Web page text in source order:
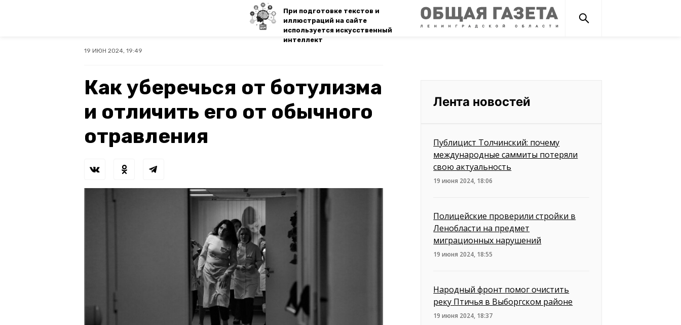
При подготовке текстов и
иллюстраций на сайте
используется искусственный
интеллект
19 ИЮН 2024, 19:49
Как уберечься от ботулизма
и отличить его от обычного
отравления
Лента новостей
Публицист Толчинский: почему
международные саммиты потеряли
свою актуальность
19 июня 2024, 18:06
Полицейские проверили стройки в
Ленобласти на предмет
миграционных нарушений
19 июня 2024, 18:55
Народный фронт помог очистить
реку Птичья в Выборгском районе
19 июня 2024, 18:37